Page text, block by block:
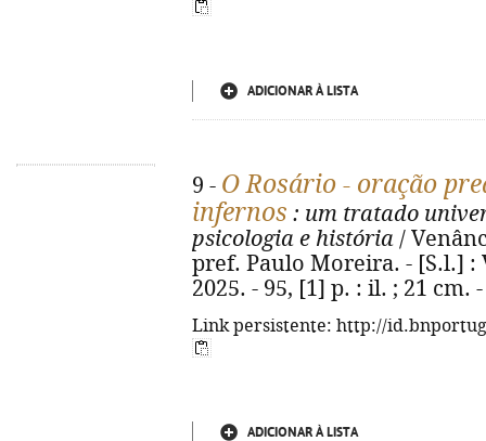
ADICIONAR À LISTA
9 - O Rosário - oração
infernos : um tratado
psicologia e história /
pref. Paulo Moreira. - [S.l.] :
2025. - 95, [1] p. : il. ; 21 cm.
Link persistente: http://
ADICIONAR À LISTA